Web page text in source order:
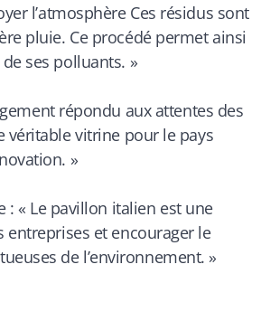
l’atmosphère Ces résidus sont
pluie. Ce procédé permet ainsi
ses polluants. »
répondu aux attentes des
véritable vitrine pour le pays
»
: « Le pavillon italien est une
et encourager le
de l’environnement. »